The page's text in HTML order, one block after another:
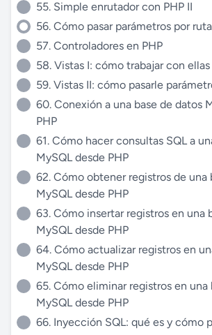
55. Simple enrutador con PHP II
56. Cómo pasar parámetros por
57. Controladores en PHP
58. Vistas I: cómo trabajar con ellas
59. Vistas II: cómo pasarle
60. Conexión a una base de datos
PHP
61. Cómo hacer consultas SQL a
MySQL desde PHP
62. Cómo obtener registros de una
MySQL desde PHP
63. Cómo insertar registros en una
MySQL desde PHP
64. Cómo actualizar registros en
MySQL desde PHP
65. Cómo eliminar registros en una
MySQL desde PHP
66. Inyección SQL: qué es y cómo